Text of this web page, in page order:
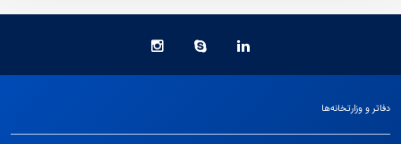
دفاتر و وزارتخانه‌ها